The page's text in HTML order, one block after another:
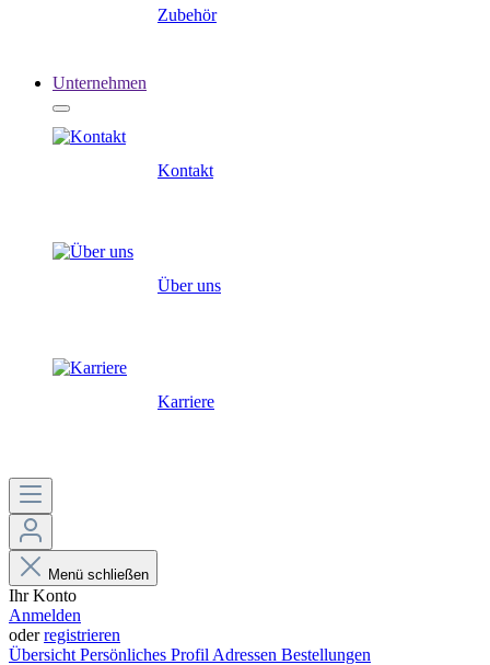
Zubehör
Unternehmen
Kontakt
Über uns
Karriere
Menü schließen
Ihr Konto
Anmelden
oderregistrieren
Übersicht Persönliches Profil Adressen Bestellungen